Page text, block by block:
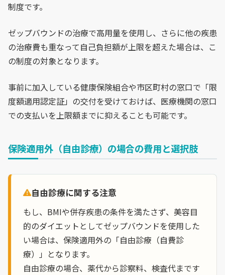
制度です。
ゼップバウンドの治療で高用量を使用し、さらに他の疾患
の治療費も重なって自己負担額が上限を超えた場合は、こ
の制度の対象となります。
事前に加入している健康保険組合や市区町村の窓口で「限
度額適用認定証」の交付を受けておけば、医療機関の窓口
での支払いを上限額までに抑えることも可能です。
保険適用外（自由診療）の場合の費用と選択肢
自由診療に関する注意
もし、BMIや併存疾患の条件を満たさず、美容目
的のダイエットとしてゼップバウンドを使用した
い場合は、保険適用外の「自由診療（自費診
療）」となります。
自由診療の場合、薬代から診察料、検査代まです